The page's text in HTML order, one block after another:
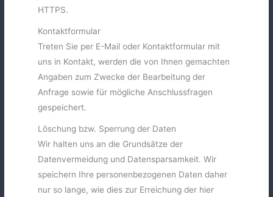
HTTPS.
Kontaktformular
Treten Sie per E-Mail oder Kontaktformular mit
uns in Kontakt, werden die von Ihnen gemachten
Angaben zum Zwecke der Bearbeitung der
Anfrage sowie für mögliche Anschlussfragen
gespeichert.
Löschung bzw. Sperrung der Daten
Wir halten uns an die Grundsätze der
Datenvermeidung und Datensparsamkeit. Wir
speichern Ihre personenbezogenen Daten daher
nur so lange, wie dies zur Erreichung der hier